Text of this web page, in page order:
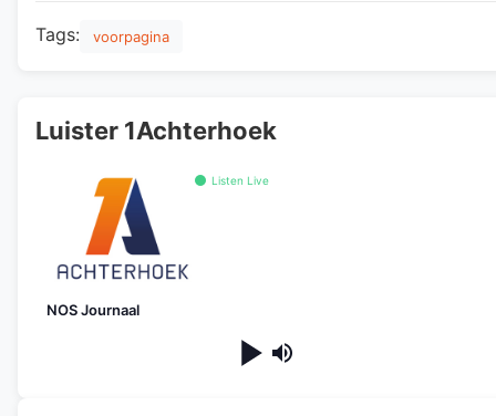
Tags: voorpagina
Luister 1Achterhoek
Listen Live
NOS Journaal